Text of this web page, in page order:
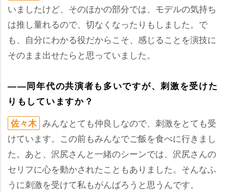
いましたけど、そのほかの部分では、モデルの気持ち
は推し量れるので、切なくなったりもしました。で
も、自分にわかる役だからこそ、感じることを演技に
そのまま出せたらと思っていました。
――同年代の共演者も多いですが、刺激を受けた
りもしていますか？
佐々木 みんなとても仲良しなので、刺激をとても受
けています。この前もみんなでご飯を食べに行きまし
た。あと、沢尻さんと一緒のシーンでは、沢尻さんの
セリフに心を動かされたこともありました。そんなふ
うに刺激を受けて私もがんばろうと思うんです。